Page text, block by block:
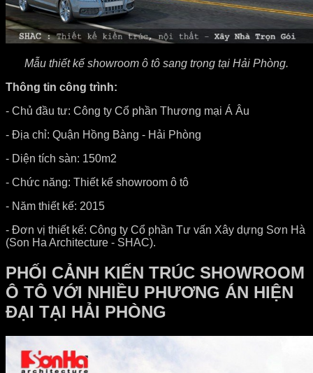
Mẫu thiết kế showroom ô tô sang trọng tại Hải Phòng.
Thông tin công trình:
- Chủ đầu tư: Công ty Cổ phần Thương mại Á Âu
- Địa chỉ: Quận Hồng Bàng - Hải Phòng
- Diện tích sàn: 150m2
- Chức năng: Thiết kế showroom ô tô
- Năm thiết kế: 2015
- Đơn vị thiết kế: Công ty Cổ phần Tư vấn Xây dựng Sơn Hà
(Son Ha Architecture - SHAC).
PHỐI CẢNH KIẾN TRÚC SHOWROOM
Ô TÔ VỚI NHIỀU PHƯƠNG ÁN HIỆN
ĐẠI TẠI HẢI PHÒNG